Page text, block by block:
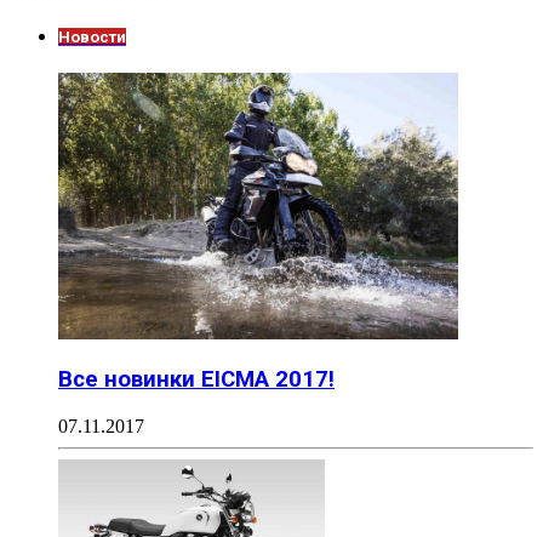
Новости
Все новинки EICMA 2017!
07.11.2017